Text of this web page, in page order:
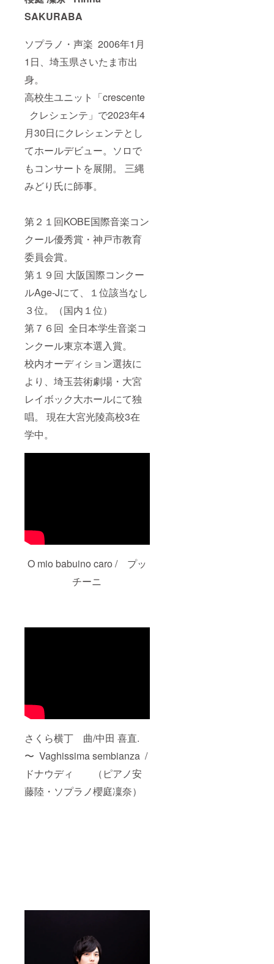
SAKURABA
ソプラノ・声楽 2006年1月
1日、埼玉県さいたま市出
身。
高校生ユニット「crescente
クレシェンテ」で2023年4
月30日にクレシェンテとし
てホールデビュー。ソロで
もコンサートを展開。 三縄
みどり氏に師事。
第２１回KOBE国際音楽コン
クール優秀賞・神戸市教育
委員会賞。
第１９回 大阪国際コンクー
ルAge-Jにて、１位該当なし
３位。（国内１位）
第７６回 全日本学生音楽コ
ンクール東京本選入賞。
校内オーディション選抜に
より、埼玉芸術劇場・大宮
レイボック大ホールにて独
唱。 現在大宮光陵高校3在
学中。
O mio babuino caro / プッ
チーニ
さくら横丁 曲/中田 喜直.
〜 Vaghissima sembianza /
ドナウディ （ピアノ安
藤陸・ソプラノ櫻庭凜奈）